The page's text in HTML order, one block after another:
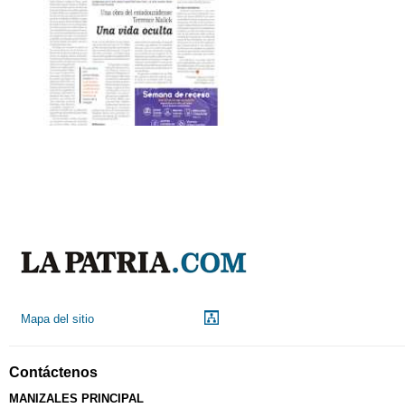
Mapa del sitio
Contáctenos
MANIZALES PRINCIPAL